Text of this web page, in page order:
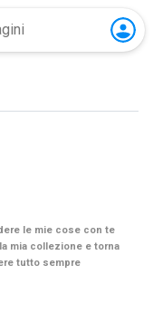
le mie cose con te
mia collezione e torna
tutto sempre